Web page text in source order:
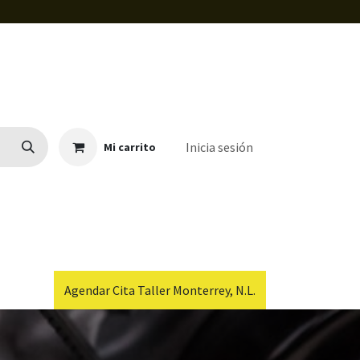
Mi carrito Inicia sesión
Agendar Cita Taller Monterrey, N.L.